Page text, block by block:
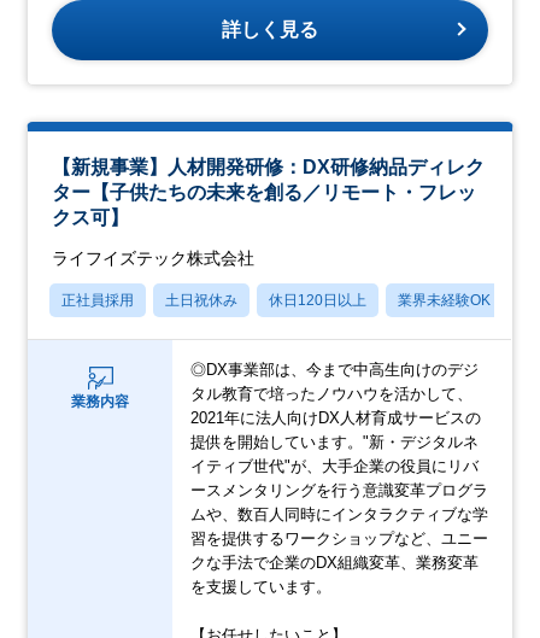
詳しく見る
【新規事業】人材開発研修：DX研修納品ディレク
ター【子供たちの未来を創る／リモート・フレッ
クス可】
ライフイズテック株式会社
正社員採用 土日祝休み 休日120日以上 業界未経験OK
業務内容
◎DX事業部は、今まで中高生向けのデジ
タル教育で培ったノウハウを活かして、
2021年に法人向けDX人材育成サービスの
提供を開始しています。"新・デジタルネ
イティブ世代"が、大手企業の役員にリバ
ースメンタリングを行う意識変革プログラ
ムや、数百人同時にインタラクティブな学
習を提供するワークショップなど、ユニー
クな手法で企業のDX組織変革、業務変革
を支援しています。